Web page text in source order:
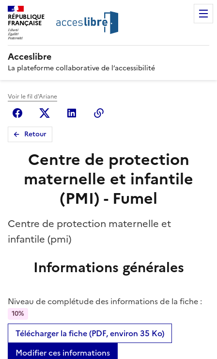
RÉPUBLIQUE
FRANÇAISE
Acceslibre
La plateforme collaborative de l’accessibilité
Voir le fil d'Ariane
FacebookX (anciennement Twitter)
Linkedin
Retour
Centre de protection
maternelle et infantile
(PMI) - Fumel
Centre de protection maternelle et
infantile (pmi)
Informations générales
Niveau de complétude des informations de la fiche :
10%
Télécharger la fiche (PDF, environ 35 Ko)
Modifier ces informations